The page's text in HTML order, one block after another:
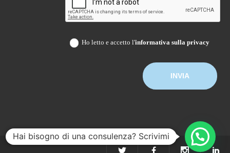
Ho letto e accetto l'informativa sulla privacy
Hai bisogno di una consulenza? Scrivimi